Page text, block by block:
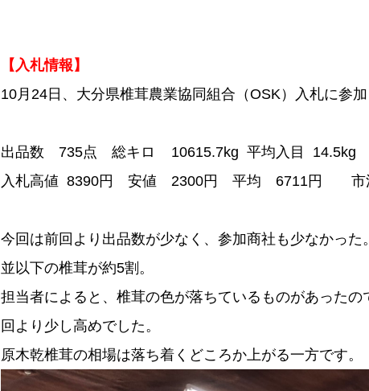
【入札情報】
10月24日、大分県椎茸農業協同組合（OSK）入札に参加
出品数 735点 総キロ 10615.7kg 平均入目 14.5kg
入札高値 8390円 安値 2300円 平均 6711円 市
今回は前回より出品数が少なく、参加商社も少なかった。
並以下の椎茸が約5割。
担当者によると、椎茸の色が落ちているものがあった
回より少し高めでした。
原木乾椎茸の相場は落ち着くどころか上がる一方です。